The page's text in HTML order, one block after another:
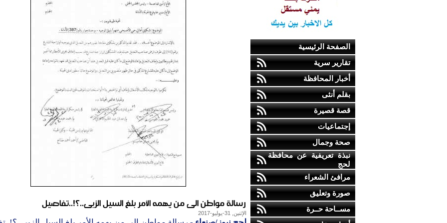
الصفحة الرئيسية
تقارير سرية
أخبار المحافظة
بقلم أنثى
قصة قصيرة
إجتماعيات
صحة وجمال
نبذة تعريفية عن محافظة
لحج
مرافئ الشعراء
صورة وتعليق
مســاحة حــرة
رسالة مواطن الى من يهمه الأمر بلغ السيل الزبى..؟!..تفاصيل
الإثنين, 31-يوليو-2017